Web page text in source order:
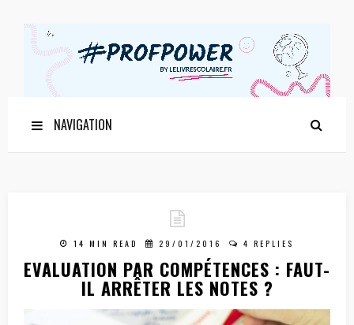
NAVIGATION
14 MIN READ 29/01/2016 4 REPLIES
EVALUATION PAR COMPÉTENCES : FAUT-
IL ARRÊTER LES NOTES ?